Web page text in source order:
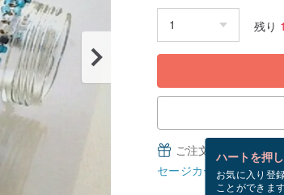
残り 1
ハートを押
お気に入り登
ことができま
ご注文完了後、無
セージカードとは？